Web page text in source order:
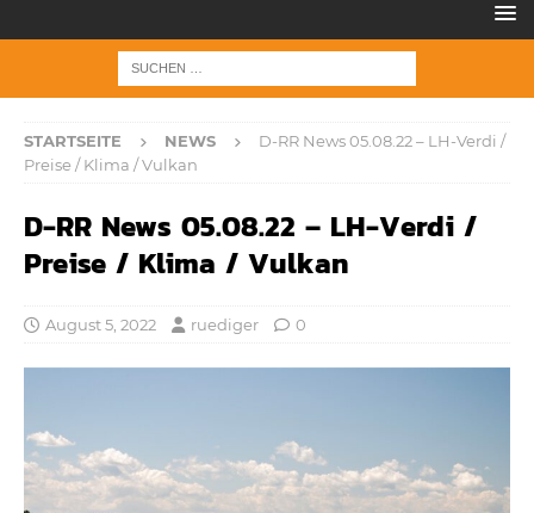
STARTSEITE NEWS
D-RR News 05.08.22 – LH-Verdi /
Preise / Klima / Vulkan
D-RR News 05.08.22 – LH-Verdi /
Preise / Klima / Vulkan
August 5, 2022 ruediger 0